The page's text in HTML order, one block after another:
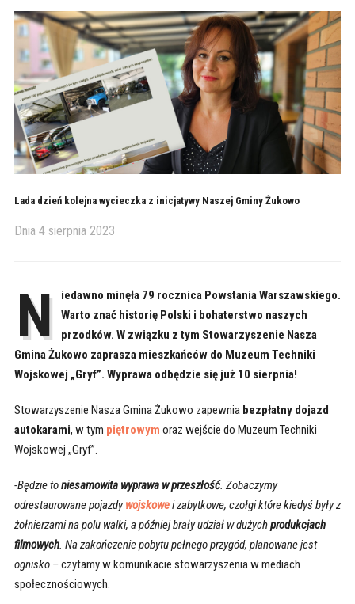
Lada dzień kolejna wycieczka z inicjatywy Naszej Gminy Żukowo
Dnia 4 sierpnia 2023
N
iedawno minęła 79 rocznica Powstania Warszawskiego.
Warto znać historię Polski i bohaterstwo naszych
przodków. W związku z tym Stowarzyszenie Nasza
Gmina Żukowo zaprasza mieszkańców do Muzeum Techniki
Wojskowej „Gryf”. Wyprawa odbędzie się już 10 sierpnia!
Stowarzyszenie Nasza Gmina Żukowo zapewnia bezpłatny dojazd
autokarami, w tym piętrowym oraz wejście do Muzeum Techniki
Wojskowej „Gryf”.
-Będzie toniesamowita wyprawa w przeszłość. Zobaczymy
odrestaurowane pojazdywojskowei zabytkowe, czołgi które kiedyś były z
żołnierzami na polu walki, a później brały udział w dużychprodukcjach
filmowych. Na zakończenie pobytu pełnego przygód, planowane jest
ognisko –czytamy w komunikacie stowarzyszenia w mediach
społecznościowych.